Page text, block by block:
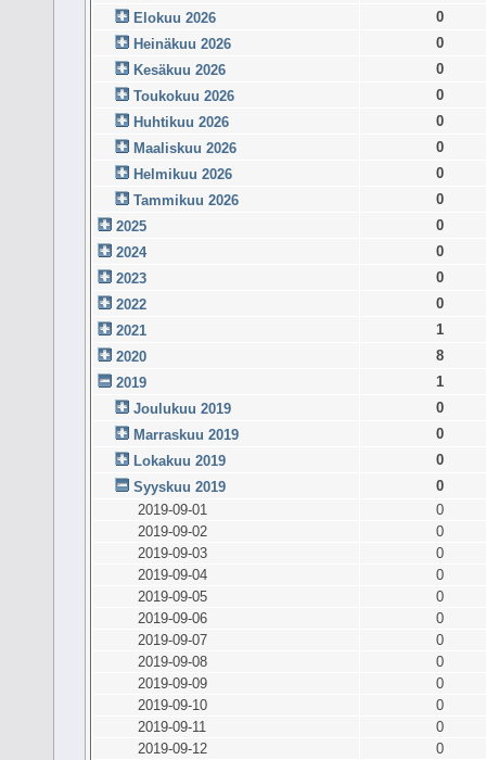
Elokuu 2026
0
Heinäkuu 2026
0
Kesäkuu 2026
0
Toukokuu 2026
0
Huhtikuu 2026
0
Maaliskuu 2026
0
Helmikuu 2026
0
Tammikuu 2026
0
2025
0
2024
0
2023
0
2022
0
2021
1
2020
8
2019
1
Joulukuu 2019
0
Marraskuu 2019
0
Lokakuu 2019
0
Syyskuu 2019
0
2019-09-01
0
2019-09-02
0
2019-09-03
0
2019-09-04
0
2019-09-05
0
2019-09-06
0
2019-09-07
0
2019-09-08
0
2019-09-09
0
2019-09-10
0
2019-09-11
0
2019-09-12
0